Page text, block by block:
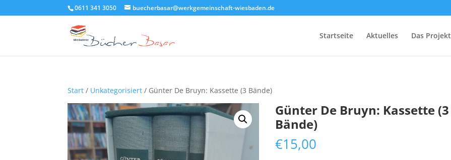
0611 341 3050 buecherbasar@werkgemeinschaft-wiesbaden.de
Startseite Aktuelles Das Projekt
Start / Unkategorisiert / Günter De Bruyn: Kassette (3 Bände)
Günter De Bruyn: Kassette (3
Bände)
€15,00